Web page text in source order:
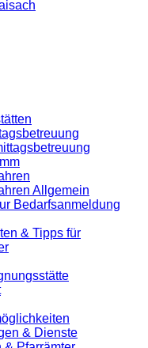
Allgemein
Bedarfsanmeldung
& Tipps für
& Dienste